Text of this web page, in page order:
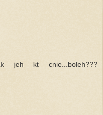
jeh kt cnie...boleh???